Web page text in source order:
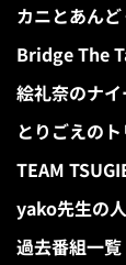
カニとあん
Bridge The
絵礼奈のナ
とりごえの
TEAM
yako先生の
過去番組一覧